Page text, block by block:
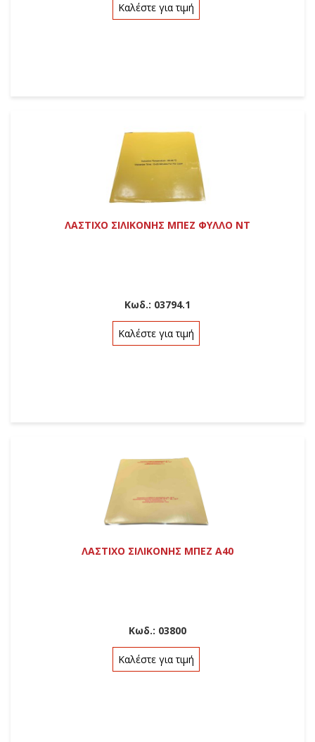
Καλέστε για τιμή
ΛΑΣΤΙΧΟ ΣΙΛΙΚΟΝΗΣ ΜΠΕΖ ΦΥΛΛΟ ΝΤ
Κωδ.: 03794.1
Καλέστε για τιμή
ΛΑΣΤΙΧΟ ΣΙΛΙΚΟΝΗΣ ΜΠΕΖ Α40
Κωδ.: 03800
Καλέστε για τιμή